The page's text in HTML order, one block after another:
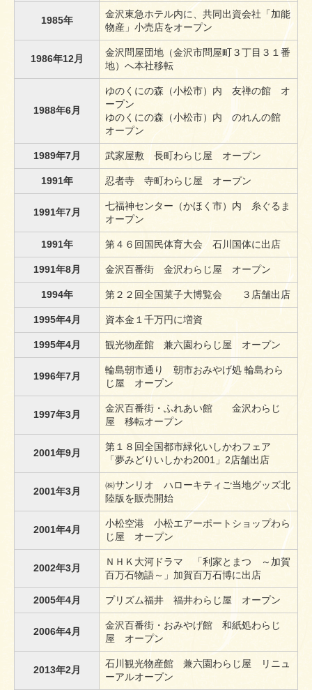
1985年
金沢東急ホテル内に、共同出資会社「加能
物産」小売店をオープン
1986年12月
金沢問屋団地（金沢市問屋町３丁目３１番
地）へ本社移転
1988年6月
ゆのくにの森（小松市）内 友禅の館 オ
ープン
ゆのくにの森（小松市）内 のれんの館
オープン
1989年7月 武家屋敷 長町わらじ屋 オープン
1991年 忍者寺 寺町わらじ屋 オープン
1991年7月
七福神センター（かほく市）内 糸ぐるま
オープン
1991年 第４６回国民体育大会 石川国体に出店
1991年8月 金沢百番街 金沢わらじ屋 オープン
1994年 第２２回全国菓子大博覧会 ３店舗出店
1995年4月 資本金１千万円に増資
1995年4月 観光物産館 兼六園わらじ屋 オープン
1996年7月
輪島朝市通り 朝市おみやげ処 輪島わら
じ屋 オープン
1997年3月
金沢百番街・ふれあい館 金沢わらじ
屋 移転オープン
2001年9月
第１８回全国都市緑化いしかわフェア
「夢みどりいしかわ2001」2店舗出店
2001年3月
㈱サンリオ ハローキティご当地グッズ北
陸版を販売開始
2001年4月
小松空港 小松エアーポートショップわら
じ屋 オープン
2002年3月
ＮＨＫ大河ドラマ 「利家とまつ ～加賀
百万石物語～」加賀百万石博に出店
2005年4月 プリズム福井 福井わらじ屋 オープン
2006年4月
金沢百番街・おみやげ館 和紙処わらじ
屋 オープン
2013年2月
石川観光物産館 兼六園わらじ屋 リニュ
ーアルオープン